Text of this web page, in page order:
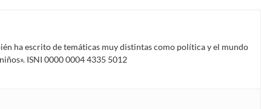
ha escrito de temáticas muy distintas como política y el mundo
ISNI 0000 0004 4335 5012